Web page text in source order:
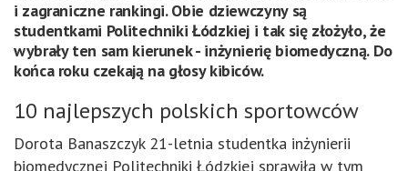
i zagraniczne rankingi. Obie dziewczyny są
studentkami Politechniki Łódzkiej i tak się złożyło, że
wybrały ten sam kierunek - inżynierię biomedyczną. Do
końca roku czekają na głosy kibiców.
10 najlepszych polskich sportowców
Dorota Banaszczyk 21-letnia studentka inżynierii
biomedycznej Politechniki Łódzkiej sprawiła w tym